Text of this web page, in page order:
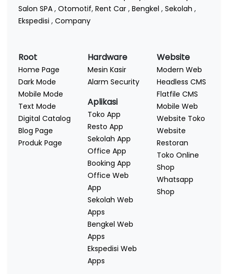
Salon SPA , Otomotif, Rent Car , Bengkel , Sekolah ,
Ekspedisi , Company
Root
Home Page
Dark Mode
Mobile Mode
Text Mode
Digital Catalog
Blog Page
Produk Page
Hardware
Mesin Kasir
Alarm Security
Aplikasi
Toko App
Resto App
Sekolah App
Office App
Booking App
Office Web
App
Sekolah Web
Apps
Bengkel Web
Apps
Ekspedisi Web
Apps
Website
Modern Web
Headless CMS
Flatfile CMS
Mobile Web
Website Toko
Website
Restoran
Toko Online
Shop
Whatsapp
Shop